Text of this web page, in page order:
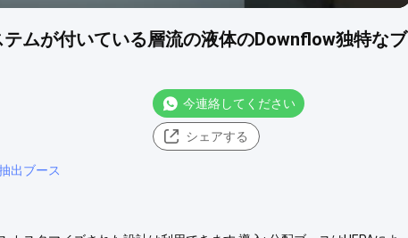
ムが付いている層流の液体のDownflow独特なブ
今連絡してください
シェアする
出ブース